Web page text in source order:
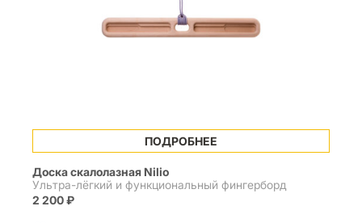
ПОДРОБНЕЕ
Доска скалолазная Nilio
Ультра-лёгкий и функциональный фингерборд
2 200₽